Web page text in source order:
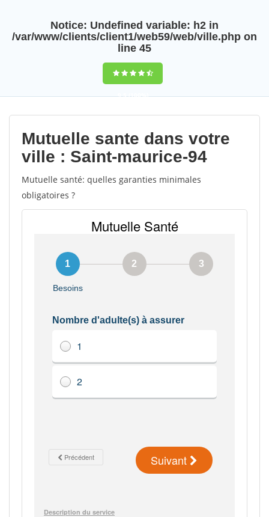
Notice: Undefined variable: h2 in
/var/www/clients/client1/web59/web/ville.php on
line 45
9,5(100%)
Notice:
Undefined
variable: title in
/var/www/clients/client1/web59/web/ville.php
0votes
Mutuelle sante dans votre
ville : Saint-maurice-94
Mutuelle santé: quelles garanties minimales
obligatoires ?